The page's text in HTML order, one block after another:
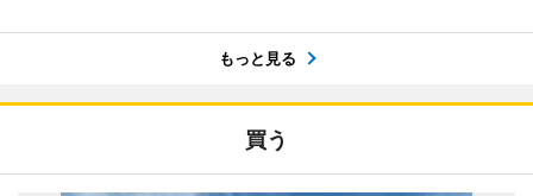
もっと見る
買う